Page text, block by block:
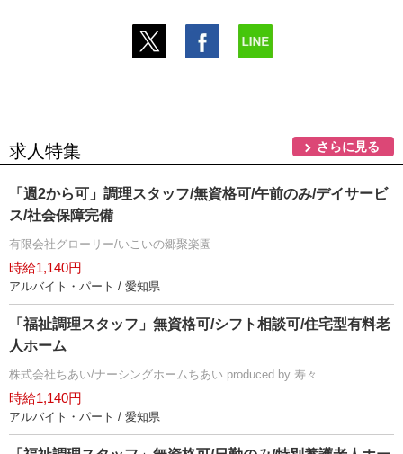
求人特集 さらに見る
「週2から可」調理スタッフ/無資格可/午前のみ/デイサービ
ス/社会保障完備
有限会社グローリー/いこいの郷聚楽園
時給1,140円
アルバイト・パート / 愛知県
「福祉調理スタッフ」無資格可/シフト相談可/住宅型有料老
人ホーム
株式会社ちあい/ナーシングホームちあい produced by 寿々
時給1,140円
アルバイト・パート / 愛知県